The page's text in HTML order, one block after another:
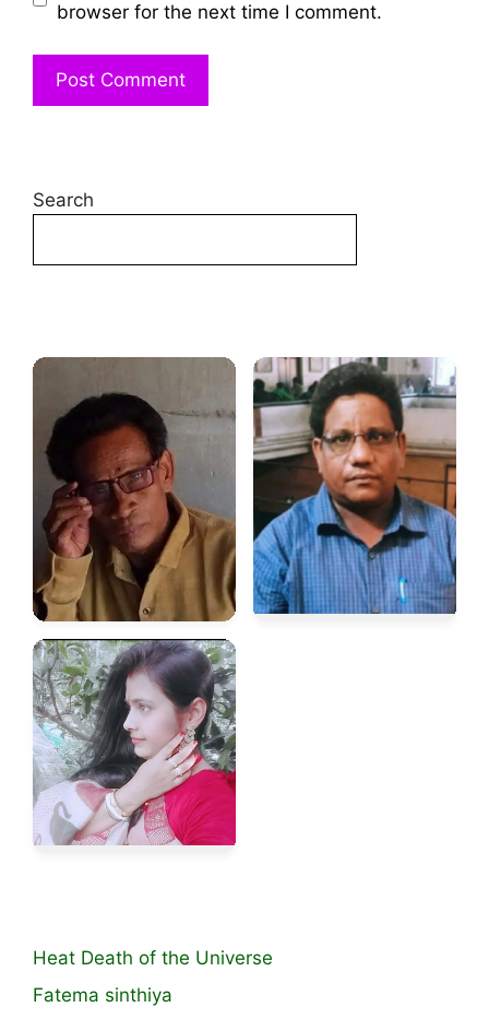
browser for the next time I comment.
Search
Heat Death of the Universe
Fatema sinthiya